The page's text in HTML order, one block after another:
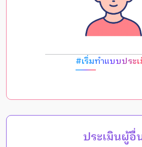
#เริ่มทำแบบประ
ประเมินผู้อื่